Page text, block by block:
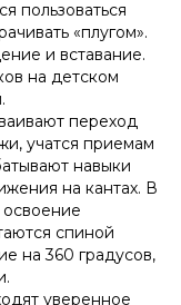
пользоваться
«плугом».
и вставание.
на детском
переход
учатся приемам
навыки
на кантах. В
спиной
на 360 градусов,
уверенное